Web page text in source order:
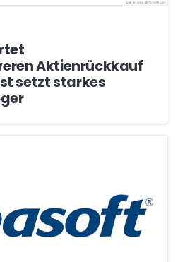
Aktienrückkauf
setzt starkes